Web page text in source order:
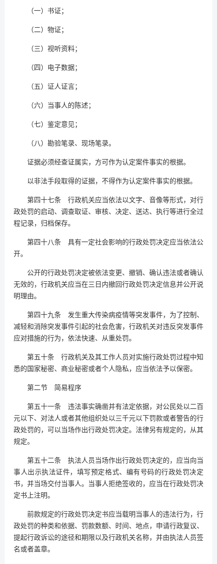
（一）书证；
（二）物证；
（三）视听资料；
（四）电子数据；
（五）证人证言；
（六）当事人的陈述；
（七）鉴定意见；
（八）勘验笔录、现场笔录。
证据必须经查证属实，方可作为认定案件事实的根据。
以非法手段取得的证据，不得作为认定案件事实的根据。
第四十七条 行政机关应当依法以文字、音像等形式，对行
政处罚的启动、调查取证、审核、决定、送达、执行等进行全过
程记录，归档保存。
第四十八条 具有一定社会影响的行政处罚决定应当依法公
开。
公开的行政处罚决定被依法变更、撤销、确认违法或者确认
无效的，行政机关应当在三日内撤回行政处罚决定信息并公开说
明理由。
第四十九条 发生重大传染病疫情等突发事件，为了控制、
减轻和消除突发事件引起的社会危害，行政机关对违反突发事件
应对措施的行为，依法快速、从重处罚。
第五十条 行政机关及其工作人员对实施行政处罚过程中知
悉的国家秘密、商业秘密或者个人隐私，应当依法予以保密。
第二节 简易程序
第五十一条 违法事实确凿并有法定依据，对公民处以二百
元以下、对法人或者其他组织处以三千元以下罚款或者警告的行
政处罚的，可以当场作出行政处罚决定。法律另有规定的，从其
规定。
第五十二条 执法人员当场作出行政处罚决定的，应当向当
事人出示执法证件，填写预定格式、编有号码的行政处罚决定
书，并当场交付当事人。当事人拒绝签收的，应当在行政处罚决
定书上注明。
前款规定的行政处罚决定书应当载明当事人的违法行为，行
政处罚的种类和依据、罚款数额、时间、地点，申请行政复议、
提起行政诉讼的途径和期限以及行政机关名称，并由执法人员签
名或者盖章。